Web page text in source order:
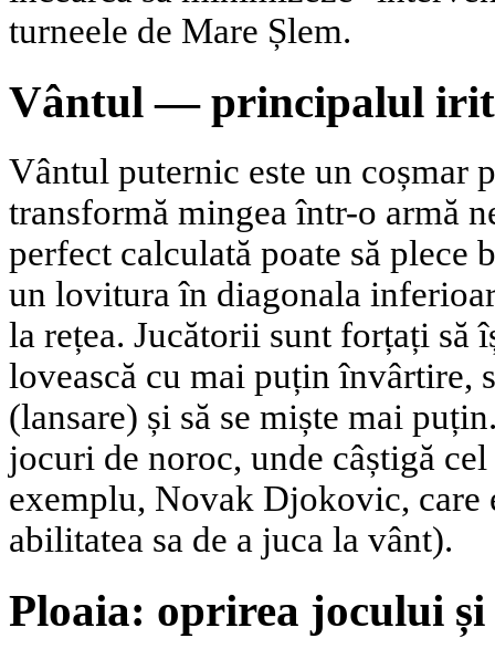
turneele de Mare Șlem.
Vântul — principalul
Vântul puternic este un coșmar
transformă mingea într-o armă
perfect calculată poate să plece
un lovitura în diagonala
la rețea. Jucătorii sunt forțați să
lovească cu mai puțin învârtire,
(lansare) și să se miște mai
jocuri de noroc, unde câștigă
exemplu, Novak Djokovic, care
abilitatea sa de a juca la vânt).
Ploaia: oprirea jocului și